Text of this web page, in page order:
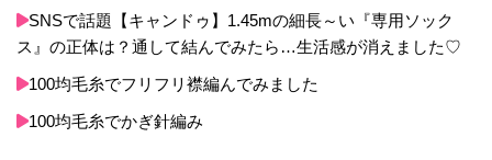
SNSで話題【キャンドゥ】1.45mの細長～い『専用ソック
ス』の正体は？通して結んでみたら…生活感が消えました♡
100均毛糸でフリフリ襟編んでみました
100均毛糸でかぎ針編み